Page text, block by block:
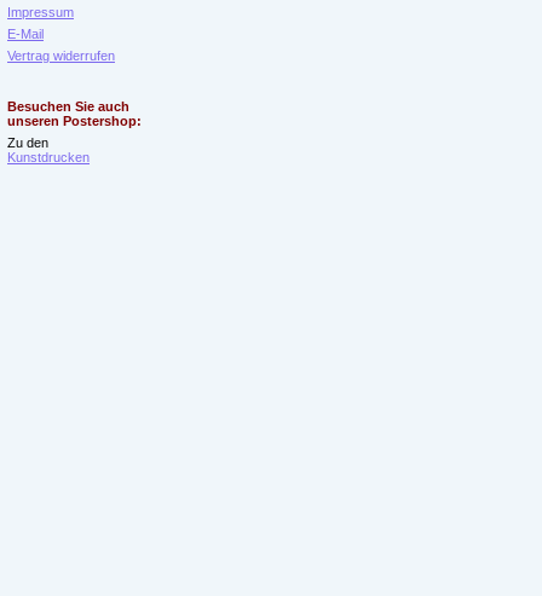
Impressum
E-Mail
Vertrag widerrufen
Besuchen Sie auch
unseren Postershop:
Zu den
Kunstdrucken